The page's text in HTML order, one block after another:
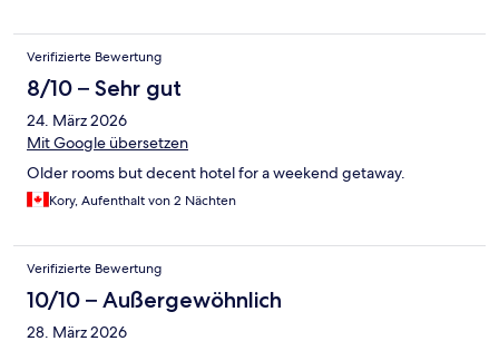
Verifizierte Bewertung
8/10 – Sehr gut
24. März 2026
Mit Google übersetzen
Older rooms but decent hotel for a weekend getaway.
Kory, Aufenthalt von 2 Nächten
Verifizierte Bewertung
10/10 – Außergewöhnlich
28. März 2026